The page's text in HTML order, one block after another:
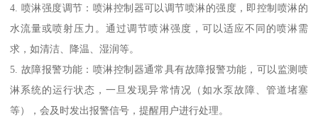
4. 喷淋强度调节：喷淋控制器可以调节喷淋的强度，即控制喷淋的
水流量或喷射压力。通过调节喷淋强度，可以适应不同的喷淋需
求，如清洁、降温、湿润等。
5. 故障报警功能：喷淋控制器通常具有故障报警功能，可以监测喷
淋系统的运行状态，一旦发现异常情况（如水泵故障、管道堵塞
等），会及时发出报警信号，提醒用户进行处理。